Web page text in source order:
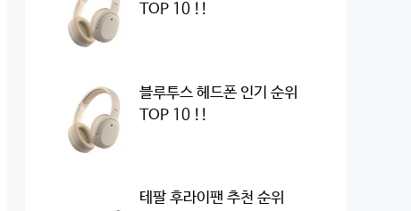
TOP 10 !!
블루투스 헤드폰 인기 순위
TOP 10 !!
테팔 후라이팬 추천 순위